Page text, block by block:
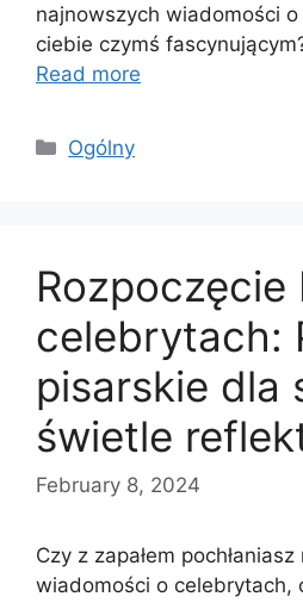
najnowszych wiadomości
ciebie czymś
Read more
Categories
Ogólny
Rozpoczęcie
celebrytach:
pisarskie dla
świetle
February 8, 2024
Czy z zapałem
wiadomości o celebrytach,